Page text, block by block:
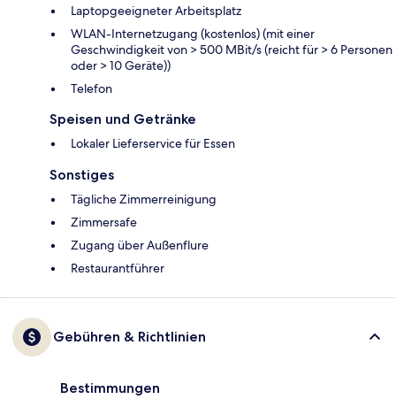
Laptopgeeigneter Arbeitsplatz
WLAN-Internetzugang (kostenlos) (mit einer
Geschwindigkeit von > 500 MBit/s (reicht für > 6 Personen
oder > 10 Geräte))
Telefon
Speisen und Getränke
Lokaler Lieferservice für Essen
Sonstiges
Tägliche Zimmerreinigung
Zimmersafe
Zugang über Außenflure
Restaurantführer
Gebühren & Richtlinien
Bestimmungen